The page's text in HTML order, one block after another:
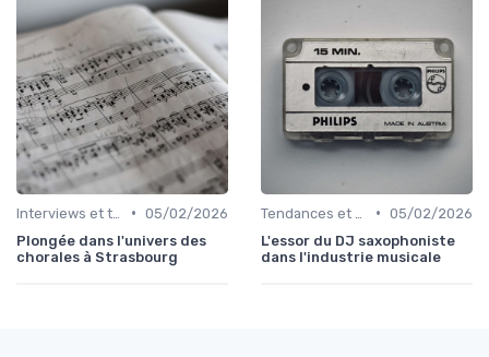
• 05/02/2026
Plongée dans l'univers des
chorales à Strasbourg
• 05/02/2026
L'essor du DJ saxophoniste
dans l'industrie musicale